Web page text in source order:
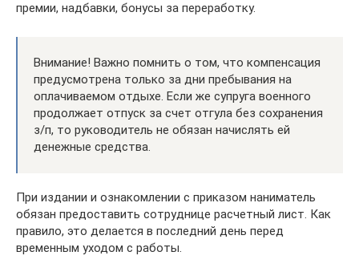
премии, надбавки, бонусы за переработку.
Внимание! Важно помнить о том, что компенсация
предусмотрена только за дни пребывания на
оплачиваемом отдыхе. Если же супруга военного
продолжает отпуск за счет отгула без сохранения
з/п, то руководитель не обязан начислять ей
денежные средства.
При издании и ознакомлении с приказом наниматель
обязан предоставить сотруднице расчетный лист. Как
правило, это делается в последний день перед
временным уходом с работы.